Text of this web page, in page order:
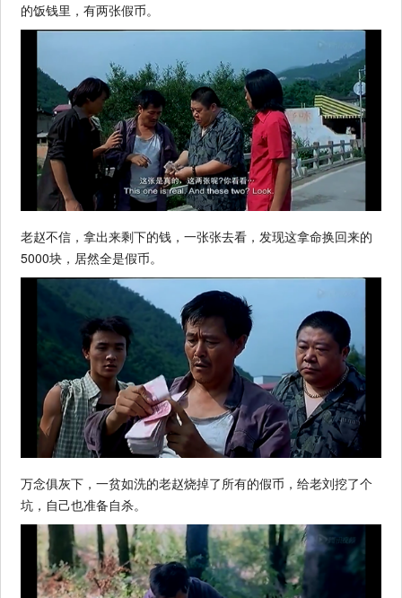
的饭钱里，有两张假币。
老赵不信，拿出来剩下的钱，一张张去看，发现这拿命换回来的
5000块，居然全是假币。
万念俱灰下，一贫如洗的老赵烧掉了所有的假币，给老刘挖了个
坑，自己也准备自杀。